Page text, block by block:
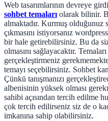
Web tasarımlarının devreye
sohbet temaları olarak bilinir.
almaktadır. Kurmuş olduğunuz
çıkmasını istiyorsanız
bir hale getirebilirsiniz. Bu da
olmasını sağlayacaktır.
gerçekleştirmeniz
temayı seçebilirsiniz. Sohbet
Çünkü tanışmanızı
albenisinin yüksek olması
sahibi açısından tercih edilme
çok tercih edilirseniz siz de o
imkanına sahip olabilirsiniz.